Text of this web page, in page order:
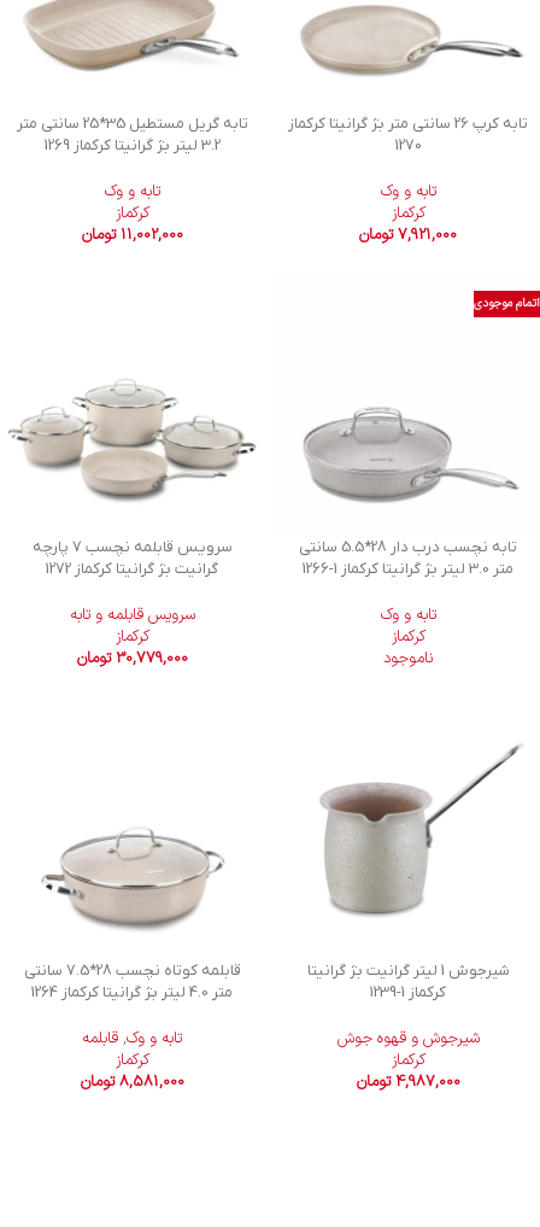
تابه کرپ 26 سانتی متر بژ گرانیتا کرکماز
1270
تابه و وک
کرکماز
7,921,000 تومان
تابه گریل مستطیل 35*25 سانتی متر
3.2 لیتر بژ گرانیتا کرکماز 1269
تابه و وک
کرکماز
11,002,000 تومان
اتمام موجودی
تابه نچسب درب دار 28*5.5 سانتی
متر 3.0 لیتر بژ گرانیتا کرکماز
1266-1
تابه و وک
کرکماز
ناموجود
سرویس قابلمه نچسب 7 پارچه
گرانیت بژ گرانیتا کرکماز 1272
سرویس قابلمه و تابه
کرکماز
30,779,000 تومان
شیرجوش 1 لیتر گرانیت بژ گرانیتا
کرکماز 1239-1
شیرجوش و قهوه جوش
کرکماز
4,987,000 تومان
قابلمه کوتاه نچسب 28*7.5 سانتی
متر 4.0 لیتر بژ گرانیتا کرکماز 1264
تابه و وک, قابلمه
کرکماز
8,581,000 تومان